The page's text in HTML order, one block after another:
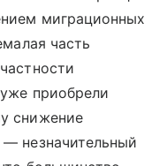
миграционных
часть
приобрели
снижение
— незначительный